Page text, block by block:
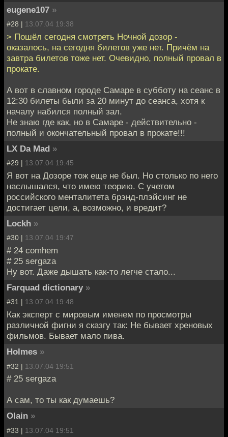
eugene107 »
#28 | 13.07.04 19:38
> Пошёл сегодня смотреть Ночной дозор -
оказалось, на сегодня билетов уже нет. Причём на
завтра билетов тоже нет. Очевидно, полный провал в
прокате.
А вот в славном городе Самаре в субботу на сеанс в
12:30 билеты были за 20 минут до сеанса, хотя к
началу набился полный зал.
Не знаю где как, но в Самаре - действительно -
полный и окончательный провал в прокате!!!
LX Da Mad »
#29 | 13.07.04 19:45
Я вот на Дозоре тож еще не был. Но столько по него
наслышался, что имею теорию. С учетом
российского менталитета брэнд-плэйсинг не
достигает цели, а, возможно, и вредит?
Lockh »
#30 | 13.07.04 19:47
# 24 comhem
# 25 sergaza
Ну вот. Даже дышать как-то легче стало...
Farquad dictionary »
#31 | 13.07.04 19:48
Как эксперт с мировым именем по просмотры
различной фигни я сказгу так: Не бывает хреновых
фильмов. Бывает мало пива.
Holmes »
#32 | 13.07.04 19:51
# 25 sergaza
А сам, то ты как думаешь?
Olain »
#33 | 13.07.04 19:51